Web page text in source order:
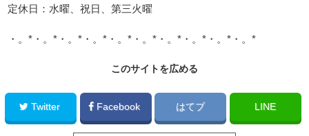
定休日：水曜、祝日、第三火曜
・。*・。*・。*・。*・。*・。*・。*・。*・。*・。*
このサイトを広める
Twitter Facebook はてブ LINE